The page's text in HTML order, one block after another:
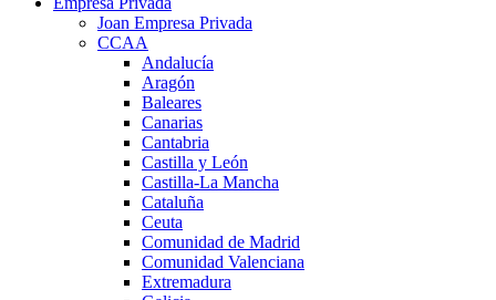
Joan Empresa Privada
CCAA
Andalucía
Aragón
Baleares
Canarias
Cantabria
Castilla y León
Castilla-La Mancha
Cataluña
Ceuta
Comunidad de Madrid
Comunidad Valenciana
Extremadura